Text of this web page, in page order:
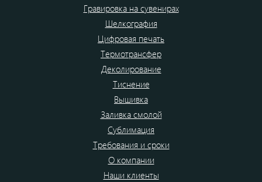
Гравировка на сувенирах
Шелкография
Цифровая печать
Термотрансфер
Деколирование
Тиснение
Вышивка
Заливка смолой
Сублимация
Требования и сроки
О компании
Наши клиенты